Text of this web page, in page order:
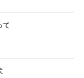
て